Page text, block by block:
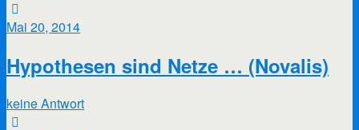
Mai 20, 2014
Hypothesen sind Netze … (Novalis)
keine Antwort